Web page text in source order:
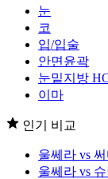
눈
코
입/입술
안면윤곽
눈밑지방
이마
인기 비교
울쎄라 vs 써
울쎄라 vs